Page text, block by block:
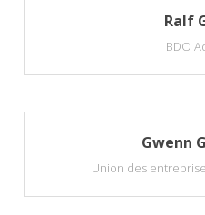
Ralf
BDO
Gwenn
Union des